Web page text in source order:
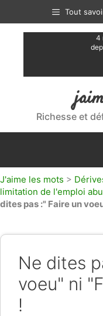
contenu
Tout
4
Richesse et
J'aime les mots >
limitation de l'emploi
dites pas :" Faire un
Ne dites
voeu" ni
!